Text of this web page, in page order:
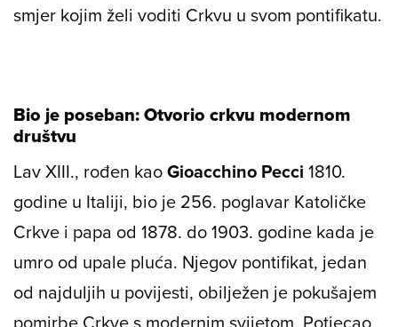
smjer kojim želi voditi Crkvu u svom pontifikatu.
Bio je poseban: Otvorio crkvu modernom
društvu
Lav XIII., rođen kaoGioacchino Pecci 1810.
godine u Italiji, bio je 256. poglavar Katoličke
Crkve i papa od 1878. do 1903. godine kada je
umro od upale pluća. Njegov pontifikat, jedan
od najduljih u povijesti, obilježen je pokušajem
pomirbe Crkve s modernim svijetom. Potjecao